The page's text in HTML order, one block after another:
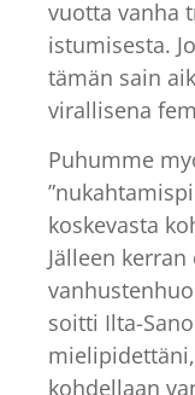
vuotta vanha
istumisesta.
tämän sain
virallisena
Puhumme
koskevasta
Jälleen
soitti Ilta-
mielipidettäni,
kohdellaan